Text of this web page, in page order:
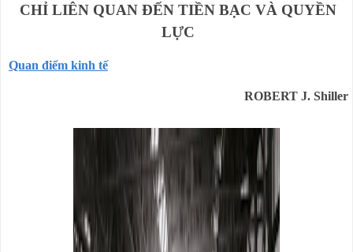
CHỈ LIÊN QUAN ĐẾN TIỀN BẠC VÀ QUYỀN
LỰC
Quan điểm kinh tế
ROBERT J. Shiller